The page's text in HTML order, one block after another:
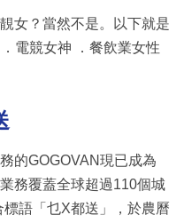
女？當然不是。以下就是
電競女神 ．餐飲業女性
的GOGOVAN現已成為
務覆蓋全球超過110個城
語「乜X都送」，於農曆